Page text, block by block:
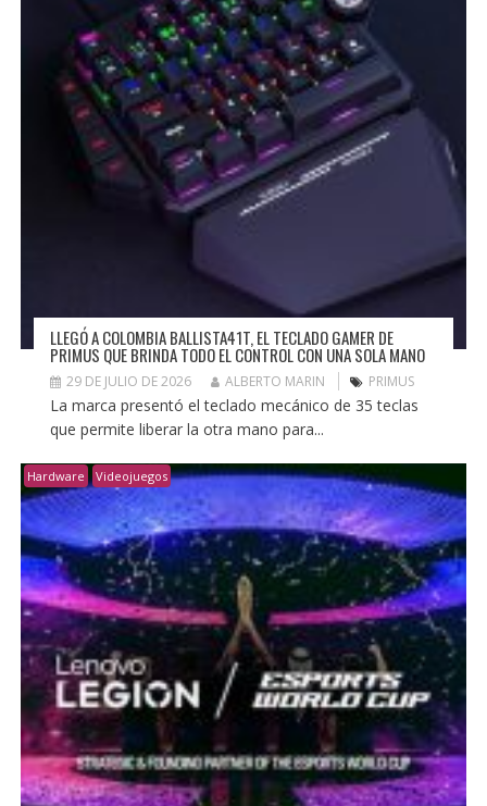
LLEGÓ A COLOMBIA BALLISTA41T, EL TECLADO GAMER DE
PRIMUS QUE BRINDA TODO EL CONTROL CON UNA SOLA MANO
29 DE JULIO DE 2026 ALBERTO MARIN PRIMUS
La marca presentó el teclado mecánico de 35 teclas
que permite liberar la otra mano para...
Hardware Videojuegos